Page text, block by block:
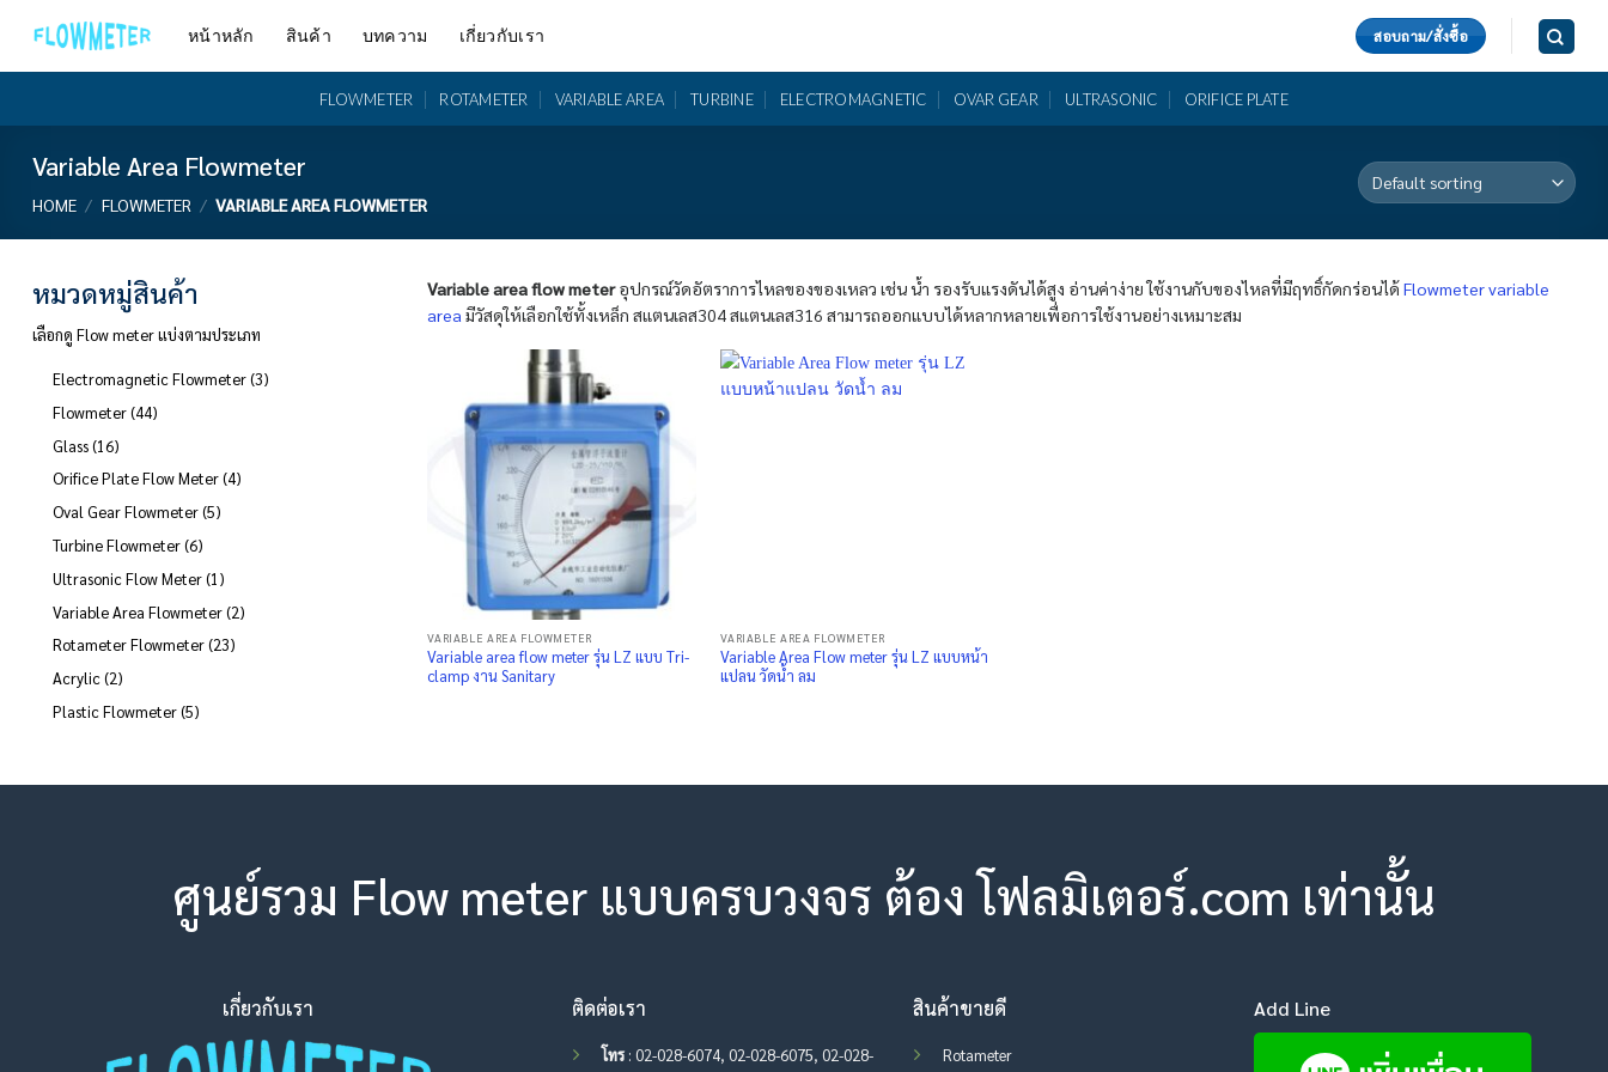
หน้าหลัก สินค้า บทความ เกี่ยวกับเรา สอบถาม/สั่งซื้อ
FLOWMETER ROTAMETER VARIABLE AREA TURBINE ELECTROMAGNETIC OVAR GEAR ULTRASONIC ORIFICE PLATE
Variable Area Flowmeter
HOME / FLOWMETER / VARIABLE AREA FLOWMETER
หมวดหมู่สินค้า
เลือกดู Flow meter แบ่งตามประเภท
Electromagnetic Flowmeter 33
Flowmeter 4444
Glass 1616
products
Orifice Plate Flow Meter 44
Oval Gear Flowmeter 55
Turbine Flowmeter 66
Ultrasonic Flow Meter 1 1
Variable Area Flowmeter 22
Rotameter Flowmeter 2323
Acrylic 22
Plastic Flowmeter 55
Variable area flow meterอุปกรณ์วัดอัตราการไหลของของเหลว เช่น น้ำ รองรับแรงดันได้สูง อ่านค่าง่าย ใช้งานกับของไหลที่มีฤทธิ์กัดกร่อนได้Flowmeter variable
area มีวัสดุให้เลือกใช้ทั้งเหล็ก สแตนเลส304 สแตนเลส316 สามารถออกแบบได้หลากหลายเพื่อการใช้งานอย่างเหมาะสม
VARIABLE AREA FLOWMETER
Variable area flow meter รุ่น LZ แบบ Tri-
clamp งาน Sanitary
VARIABLE AREA FLOWMETER
Variable Area Flow meter รุ่น LZ แบบหน้า
แปลน วัดน้ำ ลม
ศูนย์รวม Flow meter แบบครบวงจร ต้อง โฟลมิเตอร์.com เท่านั้น
เกี่ยวกับเรา ติดต่อเรา
โทร: 02-028-6074, 02-028-6075, 02-028-
สินค้าขายดี
Rotameter
Add Line